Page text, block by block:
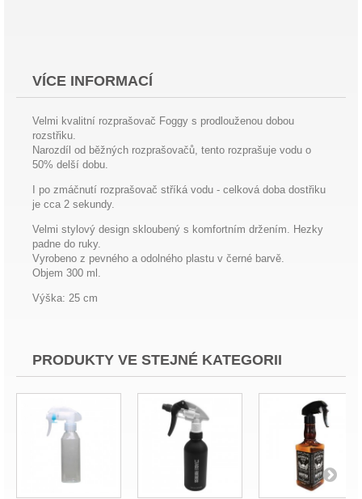
VÍCE INFORMACÍ
Velmi kvalitní rozprašovač Foggy s prodlouženou dobou
rozstřiku.
Narozdíl od běžných rozprašovačů, tento rozprašuje vodu o
50% delší dobu.
I po zmáčnutí rozprašovač stříká vodu - celková doba dostřiku
je cca 2 sekundy.
Velmi stylový design skloubený s komfortním držením. Hezky
padne do ruky.
Vyrobeno z pevného a odolného plastu v černé barvě.
Objem 300 ml.
Výška: 25 cm
PRODUKTY VE STEJNÉ KATEGORII